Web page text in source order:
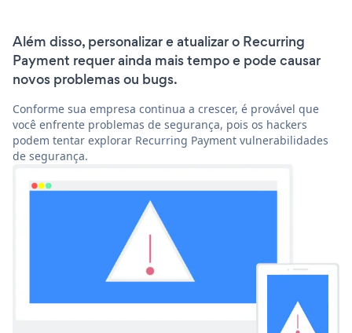
Além disso, personalizar e atualizar o Recurring
Payment requer ainda mais tempo e pode causar
novos problemas ou bugs.
Conforme sua empresa continua a crescer, é provável que
você enfrente problemas de segurança, pois os hackers
podem tentar explorar Recurring Payment vulnerabilidades
de segurança.